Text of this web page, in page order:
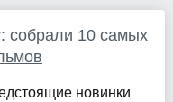
собрали 10 самых
новинки